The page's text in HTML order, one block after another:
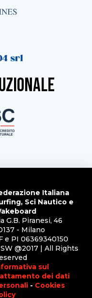
Italiana
Sci Nautico e
G.B. Piranesi, 46
- Milano
e PI 06369340150
@2017 | All Rights
sul
dei dati
- Cookies